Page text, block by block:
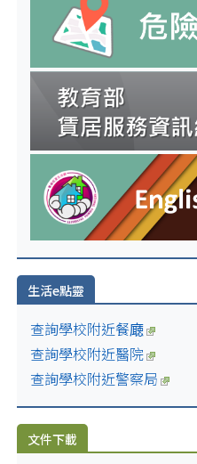
生活e點靈
查詢學校附近餐廰
查詢學校附近醫院
查詢學校附近警察局
文件下載